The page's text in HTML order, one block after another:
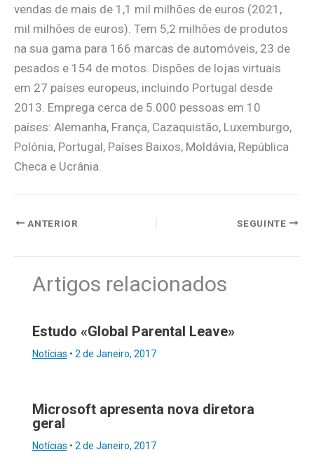
vendas de mais de 1,1 mil milhões de euros (2021,
mil milhões de euros). Tem 5,2 milhões de produtos
na sua gama para 166 marcas de automóveis, 23 de
pesados e 154 de motos. Dispões de lojas virtuais
em 27 países europeus, incluindo Portugal desde
2013. Emprega cerca de 5.000 pessoas em 10
países: Alemanha, França, Cazaquistão, Luxemburgo,
Polónia, Portugal, Países Baixos, Moldávia, República
Checa e Ucrânia.
ANTERIOR SEGUINTE
Artigos relacionados
Estudo «Global Parental Leave»
Notícias • 2 de Janeiro, 2017
Microsoft apresenta nova diretora
geral
Notícias • 2 de Janeiro, 2017